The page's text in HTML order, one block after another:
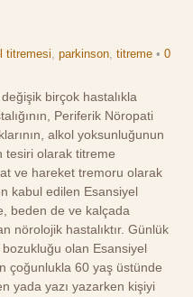
titremesi,parkinson,titreme •0
birçok hastalıkla
Periferik Nöropati
alkol yoksunluğunun
tesiri olarak titreme
ve hareket tremoru olarak
kabul edilen Esansiyel
beden de ve kalçada
nörolojik hastalıktır. Günlük
olan Esansiyel
çoğunlukla 60 yaş üstünde
yada yazı yazarken kişiyi